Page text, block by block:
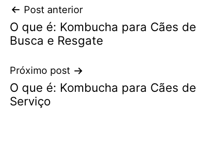
Navegação
de
Post anterior
O que é: Kombucha para Cães de
Busca e Resgate
Próximo post
O que é: Kombucha para Cães de
Serviço